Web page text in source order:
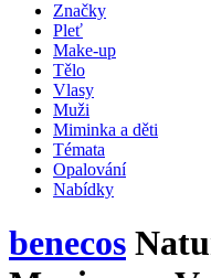
Značky
Pleť
Make-up
Tělo
Vlasy
Muži
Miminka a děti
Témata
Opalování
Nabídky
benecos